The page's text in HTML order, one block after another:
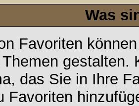
Was
Favoriten
das Sie in Ihre
Favoriten